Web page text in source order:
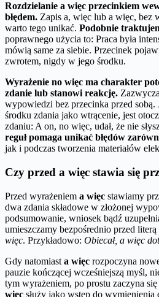
Rozdzielanie a więc przecinkiem
błędem. Zapis a, więc lub a więc, bez
warto tego unikać. Podobnie
poprawnego użycia to: Praca była
mówią same za siebie. Przecinek
zwrotem, nigdy w jego środku.
Wyrażenie no więc ma charakter
zdanie lub stanowi reakcję.
wypowiedzi bez przecinka przed sobą.
środku zdania jako wtrącenie, jest
zdaniu: A on, no więc, udał, że nie
reguł pomaga unikać błędów
jak i podczas tworzenia materiałów
Czy przed a więc stawia się
Przed wyrażeniem a więc stawiamy
dwa zdania składowe w złożonej
podsumowanie, wniosek bądź
umieszczamy bezpośrednio przed literą
więc. Przykładowo: Obiecał, a więc
Gdy natomiast a więc rozpoczyna
pauzie kończącej wcześniejszą myśl,
tym wyrażeniem, po prostu zaczyna
więc służy jako wstęp do